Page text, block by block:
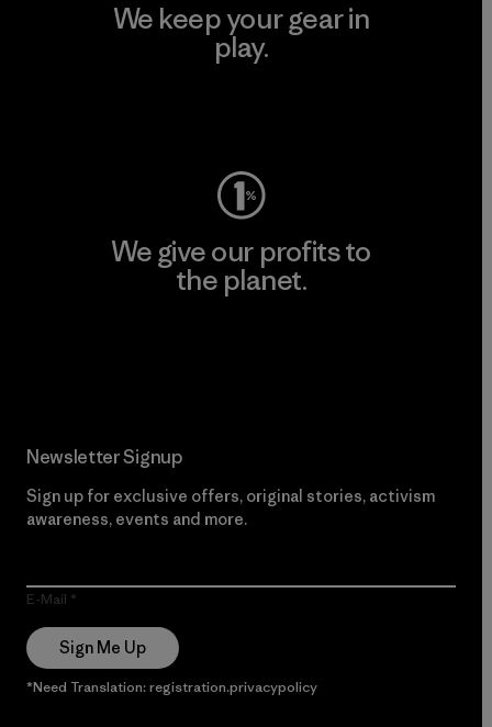
We keep your gear in
play.
We give our profits to
the planet.
Newsletter Signup
Sign up for exclusive offers, original stories, activism
awareness, events and more.
E-Mail
Sign Me Up
*Need Translation: registration.privacypolicy